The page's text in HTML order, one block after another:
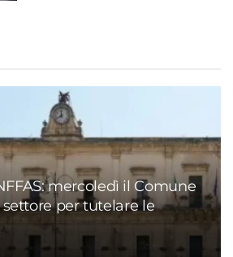
mercoledì il Comune
per tutelare le